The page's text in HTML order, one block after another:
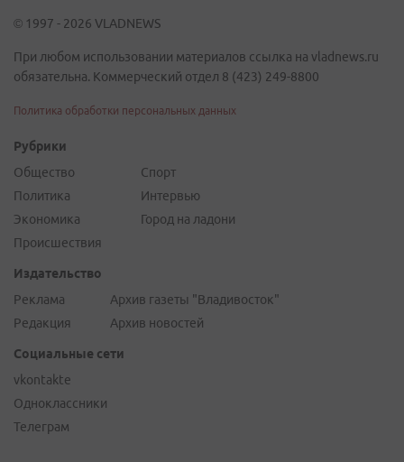
© 1997 - 2026 VLADNEWS
При любом использовании материалов ссылка на vladnews.ru
обязательна. Коммерческий отдел 8 (423) 249-8800
Политика обработки персональных данных
Рубрики
Общество
Политика
Экономика
Происшествия
Спорт
Интервью
Город на ладони
Издательство
Реклама
Редакция
Архив газеты "Владивосток"
Архив новостей
Социальные сети
vkontakte
Одноклассники
Телеграм